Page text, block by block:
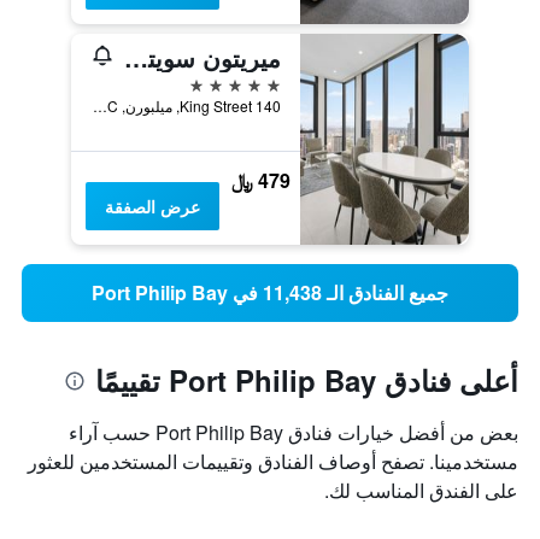
ميريتون سويتس ميلبورن
5 نجوم
140 King Street, ميلبورن, VIC, أستراليا
479 ﷼
عرض الصفقة
جميع الفنادق الـ 11,438 في Port Philip Bay
أعلى فنادق Port Philip Bay تقييمًا
بعض من أفضل خيارات فنادق Port Philip Bay حسب آراء
مستخدمينا. تصفح أوصاف الفنادق وتقييمات المستخدمين للعثور
على الفندق المناسب لك.